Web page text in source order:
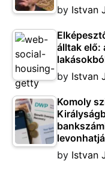
by Istvan
álltak elő:
by Istvan
Komoly
by Istvan